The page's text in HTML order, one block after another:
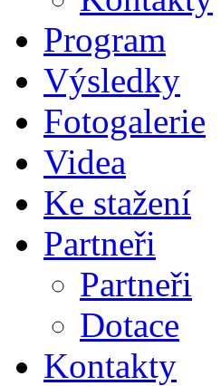
Program
Výsledky
Fotogalerie
Videa
Ke stažení
Partneři
Partneři
Dotace
Kontakty